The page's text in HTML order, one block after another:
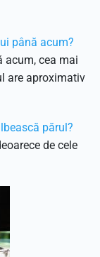
până acum?
acum, cea mai
are aproximativ
părul?
de cele